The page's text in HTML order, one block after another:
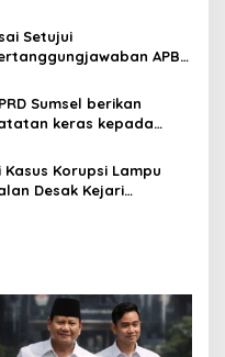
Setujui
APBD
Sumsel berikan
keras kepada
Benahi Tata Kelola,
PAD, dan
pengisian
Kasus Korupsi Lampu
Desak Kejari